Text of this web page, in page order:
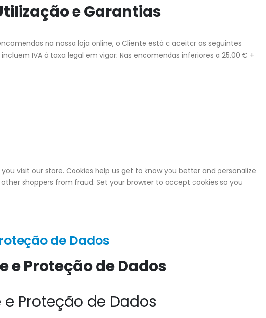
e Garantias
na nossa loja online, o Cliente está a aceitar as seguintes
IVA à taxa legal em vigor; Nas encomendas inferiores a 25,00 € +
visit our store. Cookies help us get to know you better and personalize
shoppers from fraud. Set your browser to accept cookies so you
de Dados
e Proteção de Dados
Proteção de Dados